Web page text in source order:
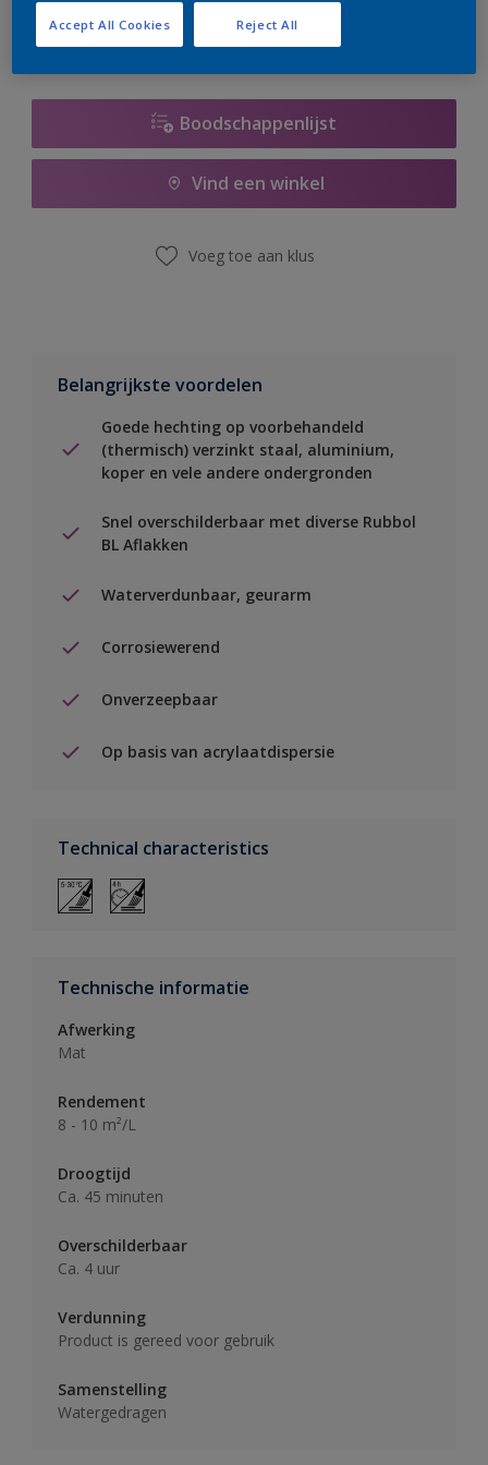
Boodschappenlijst
Vind een winkel
Voeg toe aan klus
Belangrijkste voordelen
Goede hechting op voorbehandeld
(thermisch) verzinkt staal, aluminium,
koper en vele andere ondergronden
Snel overschilderbaar met diverse Rubbol
BL Aflakken
Waterverdunbaar, geurarm
Corrosiewerend
Onverzeepbaar
Op basis van acrylaatdispersie
Technical characteristics
Technische informatie
Afwerking
Mat
Rendement
8 - 10 m²/L
Droogtijd
Ca. 45 minuten
Overschilderbaar
Ca. 4 uur
Verdunning
Product is gereed voor gebruik
Samenstelling
Watergedragen
Reject All
Accept All Cookies